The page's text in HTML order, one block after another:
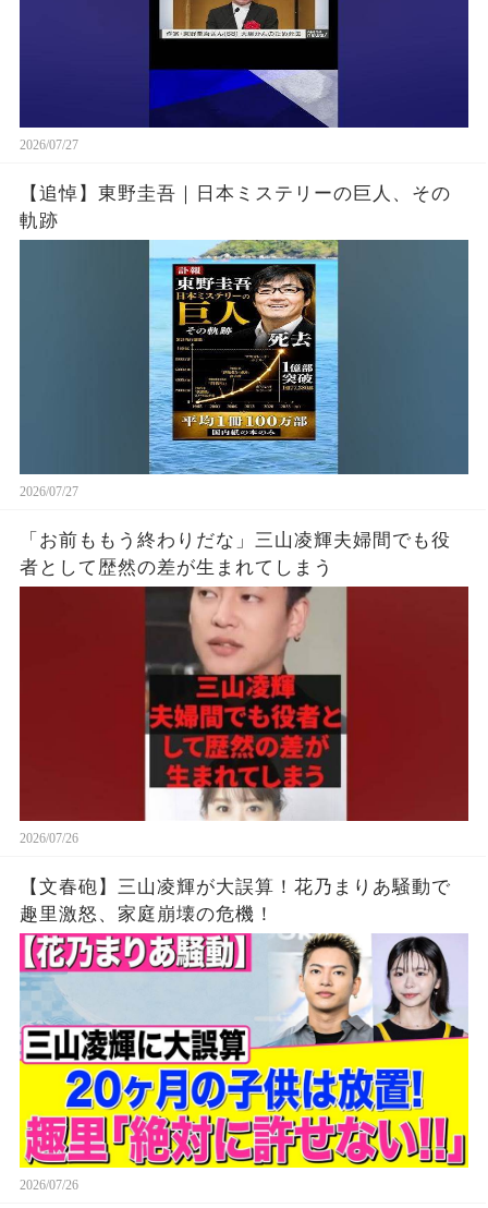
2026/07/27
【追悼】東野圭吾｜日本ミステリーの巨人、その
軌跡
2026/07/27
「お前ももう終わりだな」三山凌輝夫婦間でも役
者として歴然の差が生まれてしまう
2026/07/26
【文春砲】三山凌輝が大誤算！花乃まりあ騒動で
趣里激怒、家庭崩壊の危機！
2026/07/26